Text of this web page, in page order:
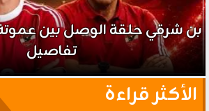
بن شرقي حلقة الوصل بين عموتة
تفاصيل
الأكثر قراءة